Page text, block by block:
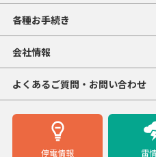
各種お手続き
会社情報
よくあるご質問・お問い合わせ
停電情報 雷